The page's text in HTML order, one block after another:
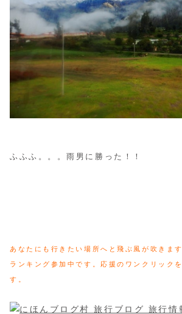
ふふふ。。。雨男に勝った！！
あなたにも行きたい場所へと飛ぶ風が吹きます
ランキング参加中です。応援のワンクリック
す。